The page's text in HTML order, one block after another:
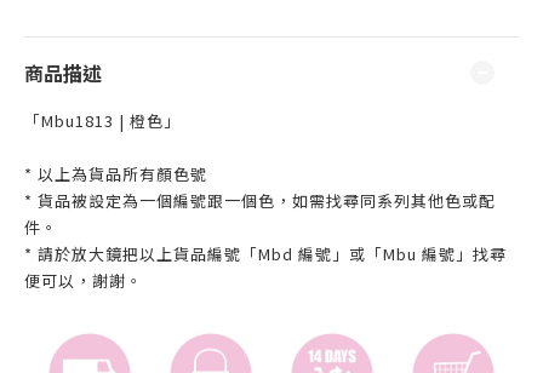
商品描述
「Mbu1813 | 橙色」
* 以上為貨品所有顏色號
* 貨品被設定為一個編號跟一個色，如需找尋同系列其他色或配
件。
* 請於放大鏡把以上貨品編號「Mbd 編號」或「Mbu 編號」找尋
便可以，謝謝。